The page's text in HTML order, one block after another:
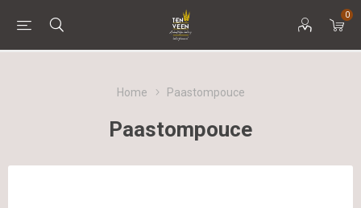
0
Home Paastompouce
Paastompouce